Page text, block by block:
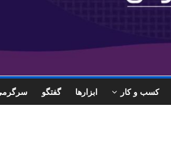
کسب و کار ابزارها گفتگو